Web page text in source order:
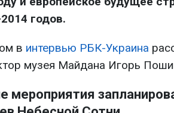
годов.
в интервью РБК-Украина
музея Майдана Игорь
мероприятия